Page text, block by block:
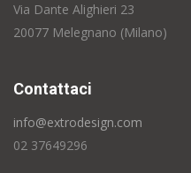
Via Dante Alighieri 23
20077 Melegnano (Milano)
Contattaci
info@extrodesign.com
02 37649296